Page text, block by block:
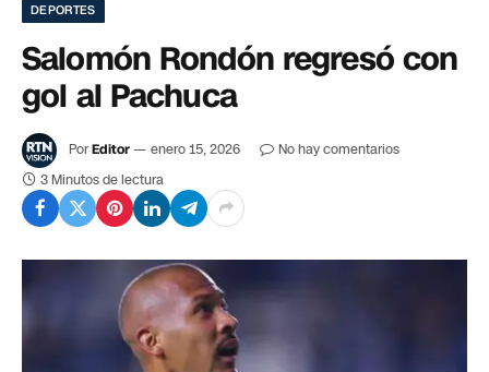
DEPORTES
Salomón Rondón regresó con
gol al Pachuca
PorEditor enero 15, 2026
No hay comentarios
3 Minutos de lectura